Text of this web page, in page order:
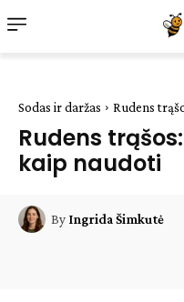
Sodas ir daržas Rudens
Rudens
kaip naudoti
By Ingrida Šimkutė